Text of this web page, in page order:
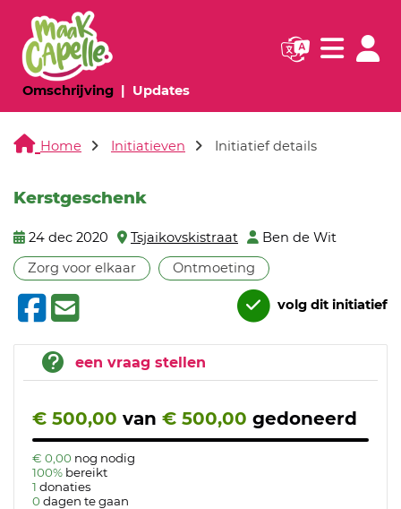
Omschrijving(huidige pagina)
Updates(huidige pagina)
Navigatie
Home Initiatieven Initiatief details
Kerstgeschenk
24 dec 2020 Tsjaikovskistraat
Ben de Wit
Zorg voor elkaar
Ontmoeting
volg dit initiatief
een vraag stellen
€ 500,00 van € 500,00 gedoneerd
€ 0,00 nog nodig
100% bereikt
1 donaties
0 dagen te gaan